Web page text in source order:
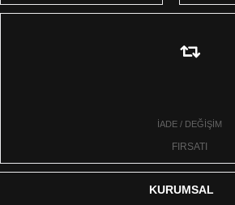
İADE / DEĞİŞİM
FIRSATI
KURUMSAL